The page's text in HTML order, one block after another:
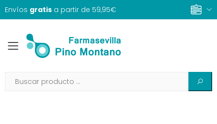
Envíos gratis a partir de 59,95€
Toggle mobile menu